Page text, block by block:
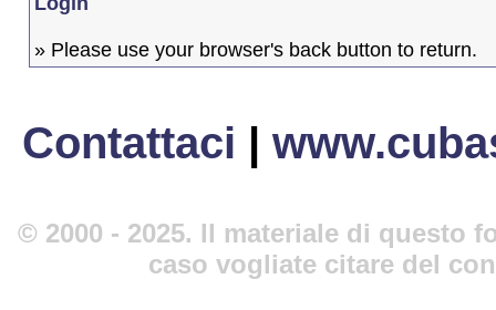
» Please use your browser's back button to return.
Contattaci |
© 2000 - 2025. Il materiale di questo
caso vogliate citare del